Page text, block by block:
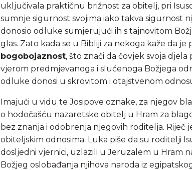
uključivala praktičnu brižnost za obitelj, pri
sumnje sigurnost svojima iako takva sigurnost
donosio odluke sumjerujući ih s tajnovitom
glas. Zato kada se u Bibliji za nekoga kaže da
bogobojaznost, što znači da čovjek svoja
vjerom predmjevanoga i slućenoga Božjega
odluke donosi u skrovitom i otajstvenom
Imajući u vidu te Josipove oznake, za njegov
o hodočašću nazaretske obitelj u Hram za
bez znanja i odobrenja njegovih roditelja. Riječ
obiteljskim odnosima. Luka piše da su roditelji
dosljedni vjernici, uzlazili u Jeruzalem u Hram
Božjeg oslobađanja njihova naroda iz